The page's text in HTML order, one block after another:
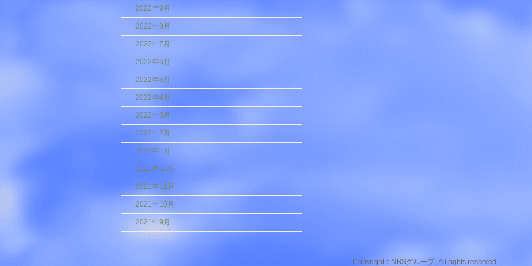
2022年9月
2022年8月
2022年7月
2022年6月
2022年5月
2022年4月
2022年3月
2022年2月
2022年1月
2021年12月
2021年11月
2021年10月
2021年9月
Copyright c NBSグループ, All rights reserved.